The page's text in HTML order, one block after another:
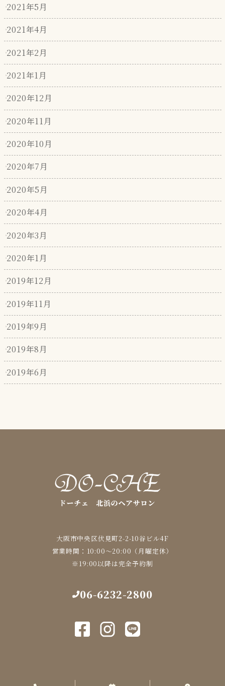
2021年5月
2021年4月
2021年2月
2021年1月
2020年12月
2020年11月
2020年10月
2020年7月
2020年5月
2020年4月
2020年3月
2020年1月
2019年12月
2019年11月
2019年9月
2019年8月
2019年6月
大阪市中央区伏見町2-2-10谷ビル4F
営業時間：10:00～20:00（月曜定休）
※19:00以降は完全予約制
06-6232-2800